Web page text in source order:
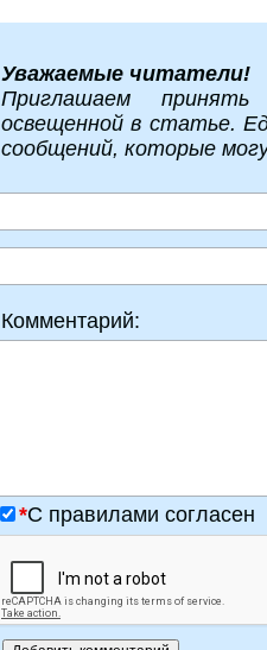
Уважаемые читатели!
Приглашаем
освещенной в статье.
сообщений, которые
Комментарий:
*C правилами согласен